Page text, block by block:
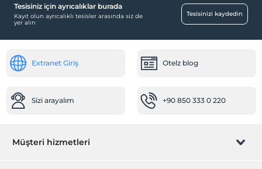
Tesisiniz için ayrıcalıklar burada
Kayıt olun ayrıcalıklı tesisler arasında siz de
yer alın
Tesisinizi kaydedin
Extranet Giriş Otelz blog
Sizi arayalım +90 850 333 0 220
Müşteri hizmetleri